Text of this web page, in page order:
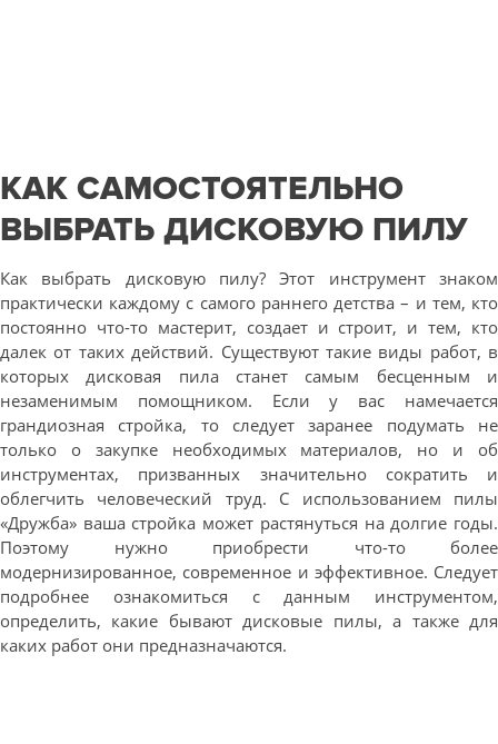
КАК САМОСТОЯТЕЛЬНО
ВЫБРАТЬ ДИСКОВУЮ ПИЛУ
Как выбрать дисковую пилу? Этот инструмент знаком
практически каждому с самого раннего детства – и тем, кто
постоянно что-то мастерит, создает и строит, и тем, кто
далек от таких действий. Существуют такие виды работ, в
которых дисковая пила станет самым бесценным и
незаменимым помощником. Если у вас намечается
грандиозная стройка, то следует заранее подумать не
только о закупке необходимых материалов, но и об
инструментах, призванных значительно сократить и
облегчить человеческий труд. С использованием пилы
«Дружба» ваша стройка может растянуться на долгие годы.
Поэтому нужно приобрести что-то более
модернизированное, современное и эффективное. Следует
подробнее ознакомиться с данным инструментом,
определить, какие бывают дисковые пилы, а также для
каких работ они предназначаются.